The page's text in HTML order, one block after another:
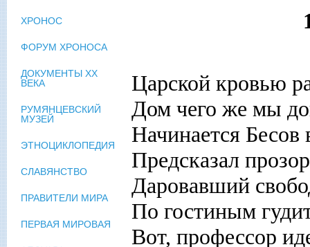
Царской кровью
Дом чего же мы
Начинается Бесов
Предсказал
Даровавший
По гостиным
Вот, профессор
ХРОНОС
ФОРУМ ХРОНОСА
ДОКУМЕНТЫ XX
ВЕКА
РУМЯНЦЕВСКИЙ
МУЗЕЙ
ЭТНОЦИКЛОПЕДИЯ
СЛАВЯНСТВО
ПРАВИТЕЛИ МИРА
ПЕРВАЯ МИРОВАЯ